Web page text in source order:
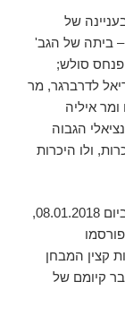
בעניינה של
– ביתה של הגב'
סולש;
לדרברגר, מר
איליה
הגבוה
ולו היכרות
יצוין, כי בעדכון שהוגש מטעם שירות המבחן, ביום 08.01.2018,
קצין המבחן
קיומם של